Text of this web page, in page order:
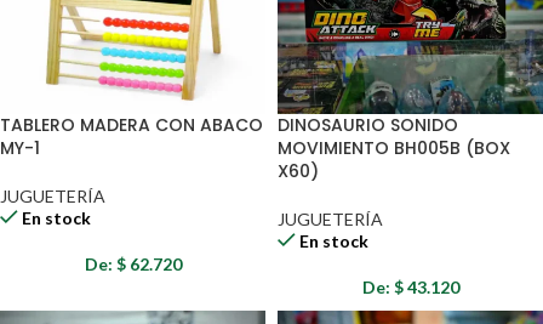
TABLERO MADERA CON ABACO
MY-1
JUGUETERÍA
En stock
De: $62.720
DINOSAURIO SONIDO
MOVIMIENTO BH005B (BOX
X60)
JUGUETERÍA
En stock
De: $43.120